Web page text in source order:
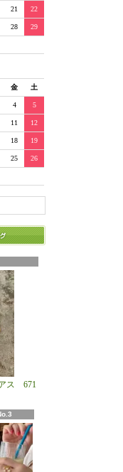
21 22
28 29
金 土
4 5
11 12
18 19
25 26
ス 671